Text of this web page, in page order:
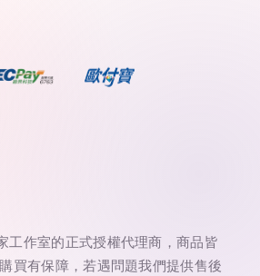
工作室的正式授權代理商，商品皆
買有保障，若遇問題我們提供售後